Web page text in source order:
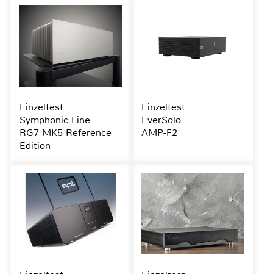
Einzeltest
Symphonic Line
RG7 MK5 Reference
Edition
Einzeltest
EverSolo
AMP-F2